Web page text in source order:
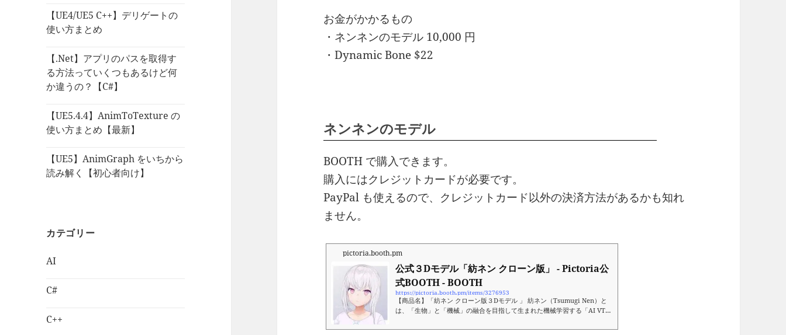
【UE4/UE5 C++】デリゲートの
使い方まとめ
【.Net】アプリのパスを取得す
る方法っていくつもあるけど何
か違うの？【C#】
【UE5.4.4】AnimToTexture の
使い方まとめ【最新】
【UE5】AnimGraph をいちから
読み解く【初心者向け】
カテゴリー
AI
C#
C++
お金がかかるもの
・ネンネンのモデル 10,000 円
・Dynamic Bone $22
ネンネンのモデル
BOOTH で購入できます。
購入にはクレジットカードが必要です。
PayPal も使えるので、クレジットカード以外の決済方法があるかも知れ
ません。
pictoria.booth.pm
公式３Dモデル「紡ネン クローン版」 - Pictoria公
式BOOTH - BOOTH
https://pictoria.booth.pm/items/3276953
【商品名】「紡ネン クローン版３Dモデル 」 紡ネン（Tsumugi Nen）と
は、「生物」と「機械」の融合を目指して生まれた機械学習する「AI VTu
学習）」を選定し、『紡ネン』は粘菌という生態をテーマに、SNSからユー